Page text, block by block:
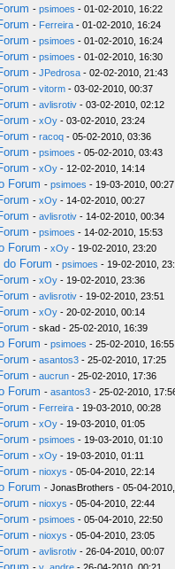
- psimoes - 01-02-2010, 16:22
- Ferreira - 01-02-2010, 16:24
- psimoes - 01-02-2010, 16:24
- psimoes - 01-02-2010, 16:30
- JPedrosa - 02-02-2010, 21:43
- vitorm - 03-02-2010, 00:37
- avlisrotiv - 03-02-2010, 02:12
- xOy - 03-02-2010, 23:24
- racoq - 05-02-2010, 03:36
- psimoes - 05-02-2010, 03:43
- xOy - 12-02-2010, 14:14
Forum - psimoes - 19-03-2010, 00:27
- xOy - 14-02-2010, 00:27
- avlisrotiv - 14-02-2010, 00:34
- psimoes - 14-02-2010, 15:53
Forum - xOy - 19-02-2010, 23:20
Forum - psimoes - 19-02-2010,
- xOy - 19-02-2010, 23:36
- avlisrotiv - 19-02-2010, 23:51
- xOy - 20-02-2010, 00:14
- skad - 25-02-2010, 16:39
Forum - psimoes - 25-02-2010, 16:55
- asantos3 - 25-02-2010, 17:25
- aucrun - 25-02-2010, 17:36
Forum - asantos3 - 25-02-2010,
- Ferreira - 19-03-2010, 00:28
- xOy - 19-03-2010, 01:05
- psimoes - 19-03-2010, 01:10
- xOy - 19-03-2010, 01:11
- nioxys - 05-04-2010, 22:14
Forum - JonasBrothers - 05-04-2010,
- nioxys - 05-04-2010, 22:44
- psimoes - 05-04-2010, 22:50
- nioxys - 05-04-2010, 23:05
- avlisrotiv - 26-04-2010, 00:07